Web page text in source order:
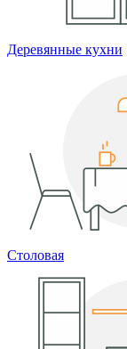
Деревянные кухни
Столовая